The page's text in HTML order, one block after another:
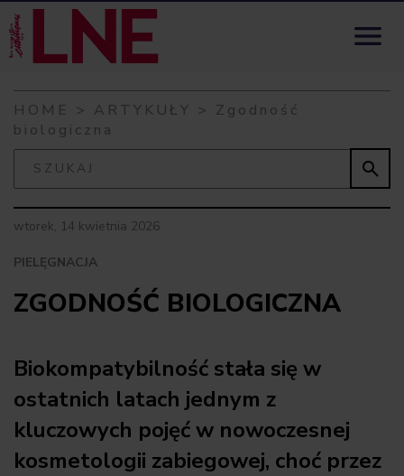
Skip to content

HOME > ARTYKUŁY > Zgodność
biologiczna

wtorek, 14 kwietnia 2026
PIELĘGNACJA
ZGODNOŚĆ BIOLOGICZNA
Biokompatybilność stała się w
ostatnich latach jednym z
kluczowych pojęć w nowoczesnej
kosmetologii zabiegowej, choć przez